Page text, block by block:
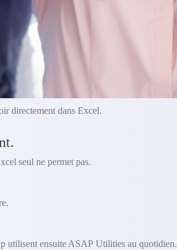
directement dans Excel.
seul ne permet pas.
utilisent ensuite ASAP Utilities au quotidien.